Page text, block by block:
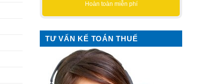
Hoàn toàn miễn phí
TƯ VẤN KẾ TOÁN THUẾ